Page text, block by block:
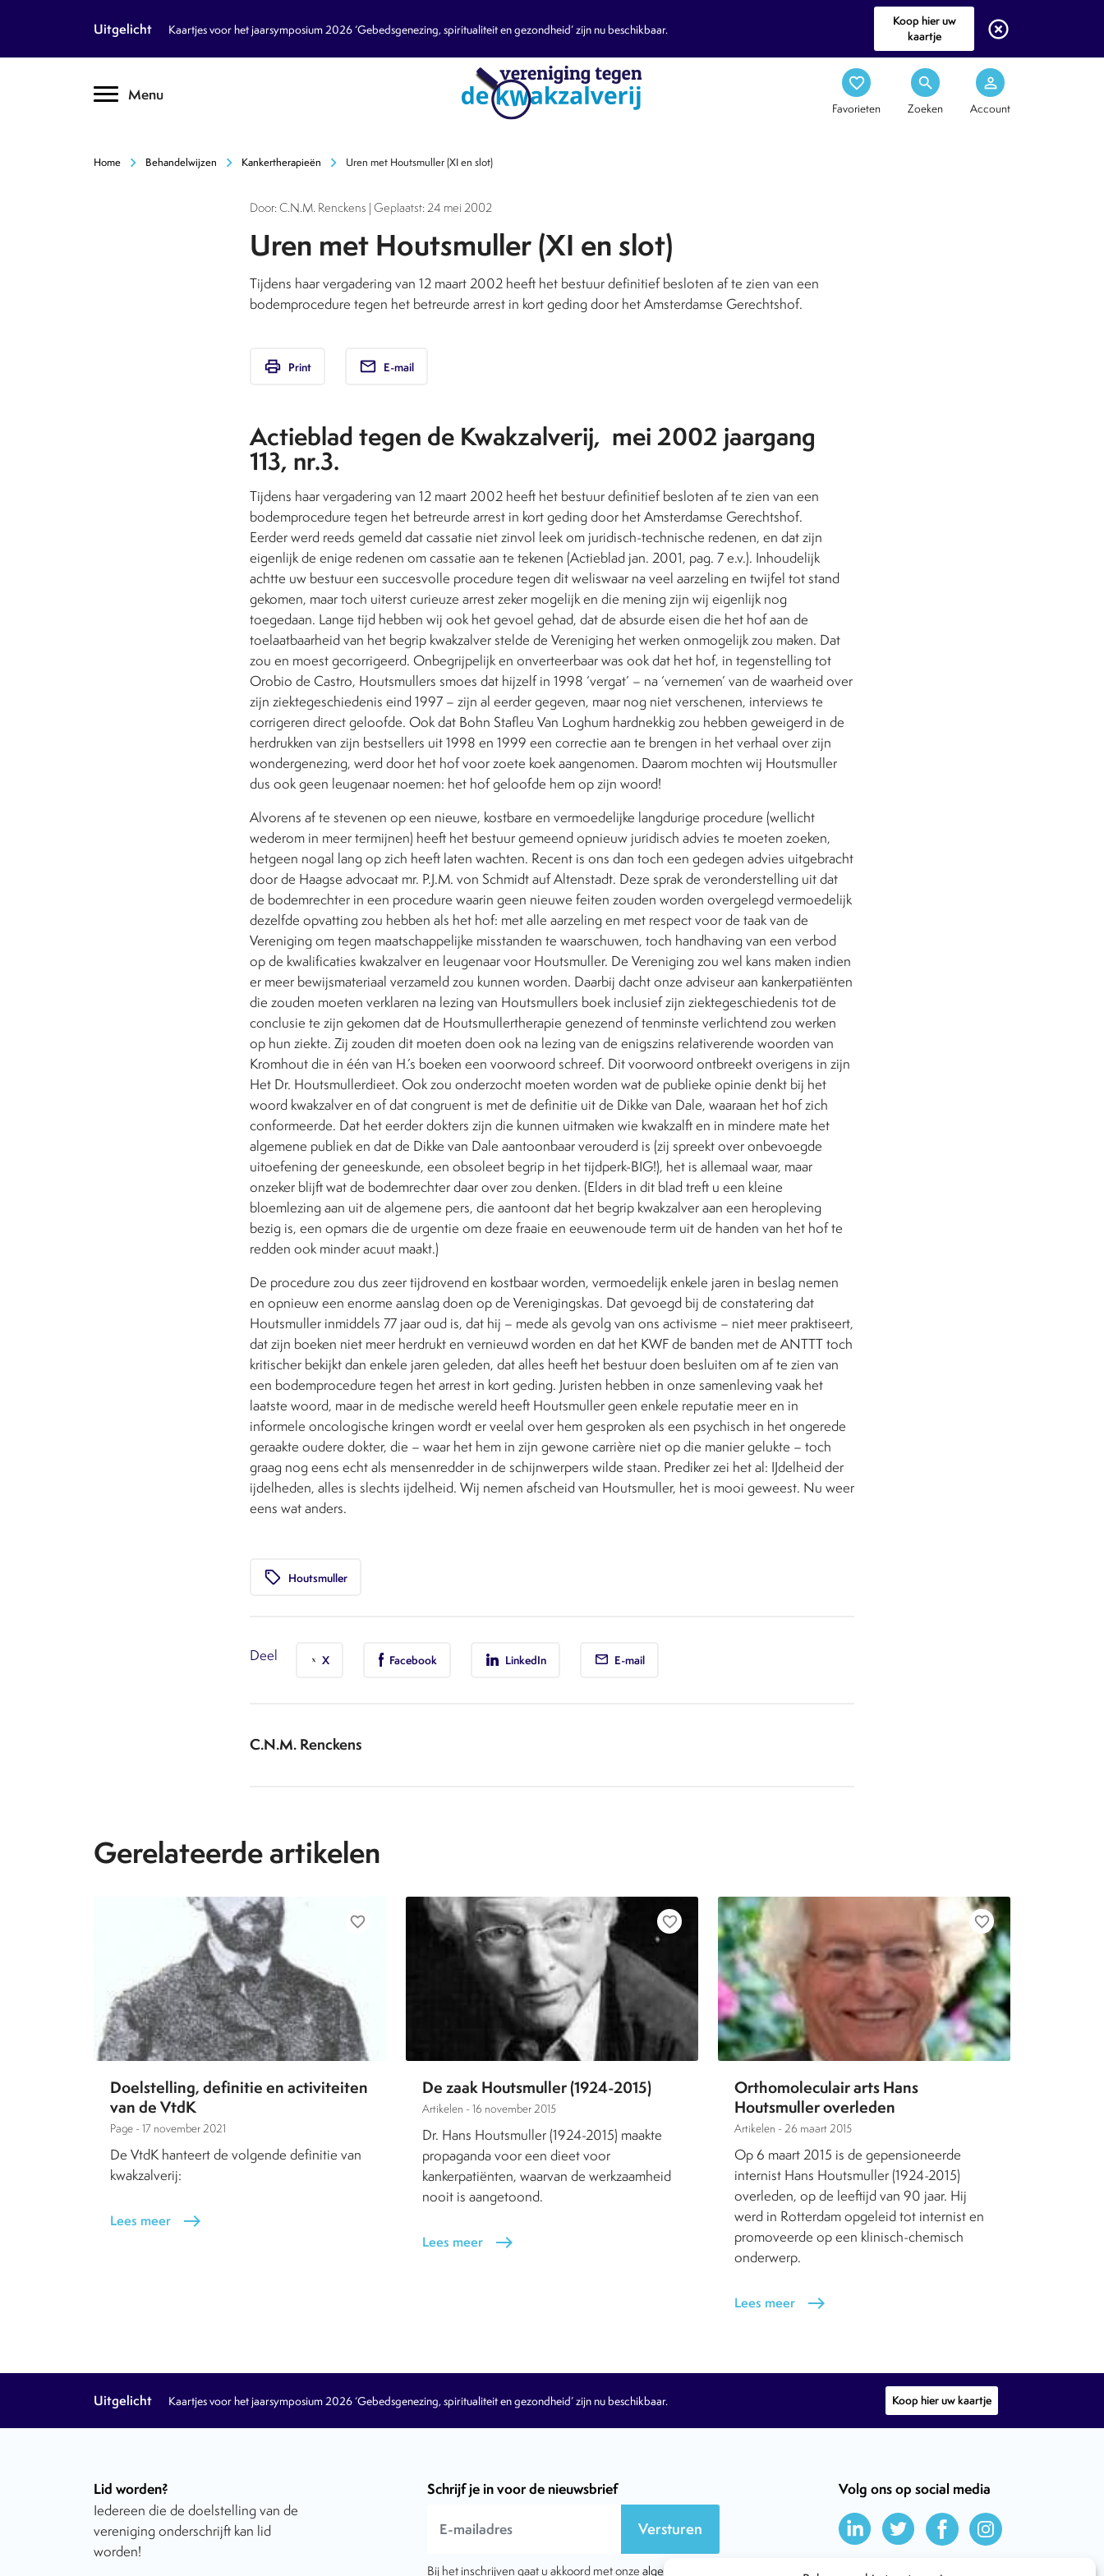
Uitgelicht Kaartjes voor het jaarsymposium 2026 ‘Gebedsgenezing, spiritualiteit en gezondheid’ zijn nu beschikbaar.
Koop hier uw
kaartje
highlight_off
Menu
favorite_border
Favorieten
search
Zoeken
person_outline
Account
Nieuws
inventory_2 Dossiers chevron_right
text_format Encyclopedie
Home chevron_right Behandelwijzen chevron_right Kankertherapieën chevron_right Uren met Houtsmuller (XI en slot)
Door: C.N.M. Renckens | Geplaatst: 24 mei 2002
Uren met Houtsmuller (XI en slot)
Tijdens haar vergadering van 12 maart 2002 heeft het bestuur definitief besloten af te zien van een
bodemprocedure tegen het betreurde arrest in kort geding door het Amsterdamse Gerechtshof.
print Print email E-mail
Actieblad tegen de Kwakzalverij, mei 2002 jaargang
113, nr.3.
Tijdens haar vergadering van 12 maart 2002 heeft het bestuur definitief besloten af te zien van een
bodemprocedure tegen het betreurde arrest in kort geding door het Amsterdamse Gerechtshof.
Eerder werd reeds gemeld dat cassatie niet zinvol leek om juridisch-technische redenen, en dat zijn
eigenlijk de enige redenen om cassatie aan te tekenen (Actieblad jan. 2001, pag. 7 e.v.). Inhoudelijk
achtte uw bestuur een succesvolle procedure tegen dit weliswaar na veel aarzeling en twijfel tot stand
gekomen, maar toch uiterst curieuze arrest zeker mogelijk en die mening zijn wij eigenlijk nog
toegedaan. Lange tijd hebben wij ook het gevoel gehad, dat de absurde eisen die het hof aan de
toelaatbaarheid van het begrip kwakzalver stelde de Vereniging het werken onmogelijk zou maken. Dat
zou en moest gecorrigeerd. Onbegrijpelijk en onverteerbaar was ook dat het hof, in tegenstelling tot
Orobio de Castro, Houtsmullers smoes dat hijzelf in 1998 ‘vergat’ – na ‘vernemen’ van de waarheid over
zijn ziektegeschiedenis eind 1997 – zijn al eerder gegeven, maar nog niet verschenen, interviews te
corrigeren direct geloofde. Ook dat Bohn Stafleu Van Loghum hardnekkig zou hebben geweigerd in de
herdrukken van zijn bestsellers uit 1998 en 1999 een correctie aan te brengen in het verhaal over zijn
wondergenezing, werd door het hof voor zoete koek aangenomen. Daarom mochten wij Houtsmuller
dus ook geen leugenaar noemen: het hof geloofde hem op zijn woord!
Alvorens af te stevenen op een nieuwe, kostbare en vermoedelijke langdurige procedure (wellicht
wederom in meer termijnen) heeft het bestuur gemeend opnieuw juridisch advies te moeten zoeken,
hetgeen nogal lang op zich heeft laten wachten. Recent is ons dan toch een gedegen advies uitgebracht
door de Haagse advocaat mr. P.J.M. von Schmidt auf Altenstadt. Deze sprak de veronderstelling uit dat
de bodemrechter in een procedure waarin geen nieuwe feiten zouden worden overgelegd vermoedelijk
dezelfde opvatting zou hebben als het hof: met alle aarzeling en met respect voor de taak van de
Vereniging om tegen maatschappelijke misstanden te waarschuwen, toch handhaving van een verbod
op de kwalificaties kwakzalver en leugenaar voor Houtsmuller. De Vereniging zou wel kans maken indien
er meer bewijsmateriaal verzameld zou kunnen worden. Daarbij dacht onze adviseur aan kankerpatiënten
die zouden moeten verklaren na lezing van Houtsmullers boek inclusief zijn ziektegeschiedenis tot de
conclusie te zijn gekomen dat de Houtsmullertherapie genezend of tenminste verlichtend zou werken
op hun ziekte. Zij zouden dit moeten doen ook na lezing van de enigszins relativerende woorden van
Kromhout die in één van H.’s boeken een voorwoord schreef. Dit voorwoord ontbreekt overigens in zijn
Het Dr. Houtsmullerdieet. Ook zou onderzocht moeten worden wat de publieke opinie denkt bij het
woord kwakzalver en of dat congruent is met de definitie uit de Dikke van Dale, waaraan het hof zich
conformeerde. Dat het eerder dokters zijn die kunnen uitmaken wie kwakzalft en in mindere mate het
algemene publiek en dat de Dikke van Dale aantoonbaar verouderd is (zij spreekt over onbevoegde
uitoefening der geneeskunde, een obsoleet begrip in het tijdperk-BIG!), het is allemaal waar, maar
onzeker blijft wat de bodemrechter daar over zou denken. (Elders in dit blad treft u een kleine
bloemlezing aan uit de algemene pers, die aantoont dat het begrip kwakzalver aan een heropleving
bezig is, een opmars die de urgentie om deze fraaie en eeuwenoude term uit de handen van het hof te
redden ook minder acuut maakt.)
De procedure zou dus zeer tijdrovend en kostbaar worden, vermoedelijk enkele jaren in beslag nemen
en opnieuw een enorme aanslag doen op de Verenigingskas. Dat gevoegd bij de constatering dat
Houtsmuller inmiddels 77 jaar oud is, dat hij – mede als gevolg van ons activisme – niet meer praktiseert,
dat zijn boeken niet meer herdrukt en vernieuwd worden en dat het KWF de banden met de ANTTT toch
kritischer bekijkt dan enkele jaren geleden, dat alles heeft het bestuur doen besluiten om af te zien van
een bodemprocedure tegen het arrest in kort geding. Juristen hebben in onze samenleving vaak het
laatste woord, maar in de medische wereld heeft Houtsmuller geen enkele reputatie meer en in
informele oncologische kringen wordt er veelal over hem gesproken als een psychisch in het ongerede
geraakte oudere dokter, die – waar het hem in zijn gewone carrière niet op die manier gelukte – toch
graag nog eens echt als mensenredder in de schijnwerpers wilde staan. Prediker zei het al: IJdelheid der
ijdelheden, alles is slechts ijdelheid. Wij nemen afscheid van Houtsmuller, het is mooi geweest. Nu weer
eens wat anders.
local_offer Houtsmuller
Deel X Facebook LinkedIn E-mail
C.N.M. Renckens
Gerelateerde artikelen
favorite_border
Doelstelling, definitie en activiteiten
van de VtdK
Page - 17 november 2021
De VtdK hanteert de volgende definitie van
kwakzalverij:
Lees meer east
favorite_border
De zaak Houtsmuller (1924-2015)
Artikelen - 16 november 2015
Dr. Hans Houtsmuller (1924-2015) maakte
propaganda voor een dieet voor
kankerpatiënten, waarvan de werkzaamheid
nooit is aangetoond.
Lees meer east
favorite_border
Orthomoleculair arts Hans
Houtsmuller overleden
Artikelen - 26 maart 2015
Op 6 maart 2015 is de gepensioneerde
internist Hans Houtsmuller (1924-2015)
overleden, op de leeftijd van 90 jaar. Hij
werd in Rotterdam opgeleid tot internist en
promoveerde op een klinisch-chemisch
onderwerp.
Lees meer east
Uitgelicht Kaartjes voor het jaarsymposium 2026 ‘Gebedsgenezing, spiritualiteit en gezondheid’ zijn nu beschikbaar. Koop hier uw kaartje
Lid worden?
Iedereen die de doelstelling van de
vereniging onderschrijft kan lid
worden!
Schrijf je in voor de nieuwsbrief
Versturen
Bij het inschrijven gaat u akkoord met onze algemene
Volg ons op social media